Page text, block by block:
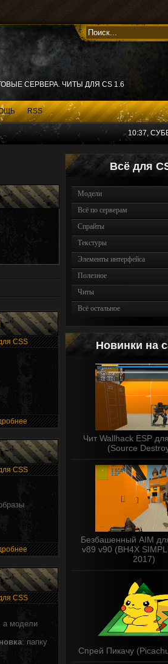
СЕРВЕРА. ЧИТЫ ДЛЯ CS 1.6
RSS
10:37,
CSS
CSS
CSS
а модели
: папку
Всё для
Модели
Всё по серверам
Спрайты
Текстуры
Элементы интерфейса
Полезное
Читы
Всё остальное
Новинки на
Чит Wallhack ESP
(Source
Безбашенный AIM
v89 v90 (BH4X
2017)
Спрей Пикачу